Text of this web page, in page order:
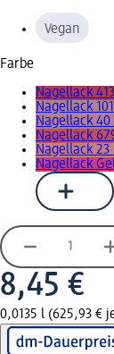
Vegan
Farbe
Nagellack
Nagellack
Nagellack
Nagellack
Nagellack
Nagellack
8,45 €
0,0135 l (625,93 €